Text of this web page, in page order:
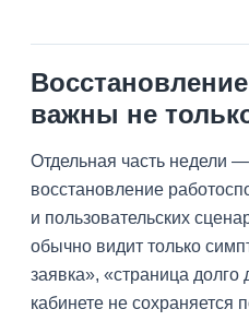
важны не
Отдельная часть недели
восстановление
и пользовательских
обычно видит только
заявка», «страница долго
кабинете не сохраняется